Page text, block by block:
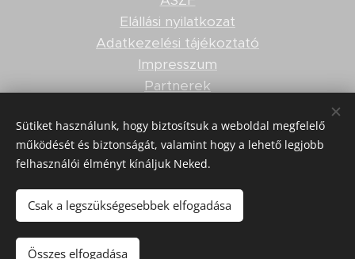
Elállási nyilatkozat
Adatkezelési tájékoztató
Impresszum
Partnerek
Felnőttképzési nyilvántartási szám: B/2020/001506
© 2019 Pisták Dóra szakosodott kineziológus, Touch
Minden jog fenntartva.
Sütiket használunk, hogy biztosítsuk a weboldal megfelelő
működését és biztonságát, valamint hogy a lehető legjobb
felhasználói élményt kínáljuk Neked.
Csak a legszükségesebbek elfogadása
Összes elfogadása